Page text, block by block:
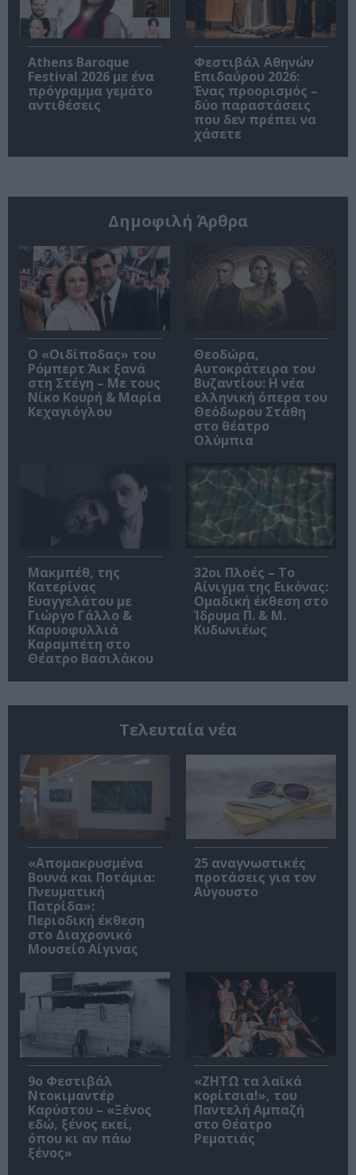
Athens Baroque
Festival 2026 με ένα
πρόγραμμα γεμάτο
αντιθέσεις
Φεστιβάλ Αθηνών
Επιδαύρου 2026:
Ένας προορισμός –
δύο παραστάσεις
που δεν πρέπει να
χάσετε
Δημοφιλή Άρθρα
O «Οιδίποδας» του
Ρόμπερτ Άικ ξανά
στη Στέγη – Με τους
Νίκο Κουρή & Μαρία
Κεχαγιόγλου
Θεοδώρα,
Αυτοκράτειρα του
Βυζαντίου: Η νέα
ελληνική όπερα του
Θεόδωρου Στάθη
στο θέατρο
Ολύμπια
Μακμπέθ, της
Κατερίνας
Ευαγγελάτου με
Γιώργο Γάλλο &
Καρυοφυλλιά
Καραμπέτη στο
Θέατρο Βασιλάκου
32οι Πλοές – Το
Αίνιγμα της Εικόνας:
Ομαδική έκθεση στο
Ίδρυμα Π. & Μ.
Κυδωνιέως
Τελευταία νέα
«Απομακρυσμένα
Βουνά και Ποτάμια:
Πνευματική
Πατρίδα»:
Περιοδική έκθεση
στο Διαχρονικό
Μουσείο Αίγινας
25 αναγνωστικές
προτάσεις για τον
Αύγουστο
9ο Φεστιβάλ
Ντοκιμαντέρ
Καρύστου – «Ξένος
εδώ, ξένος εκεί,
όπου κι αν πάω
ξένος»
«ΖΗΤΩ τα λαϊκά
κορίτσια!», του
Παντελή Αμπαζή
στο Θέατρο
Ρεματιάς